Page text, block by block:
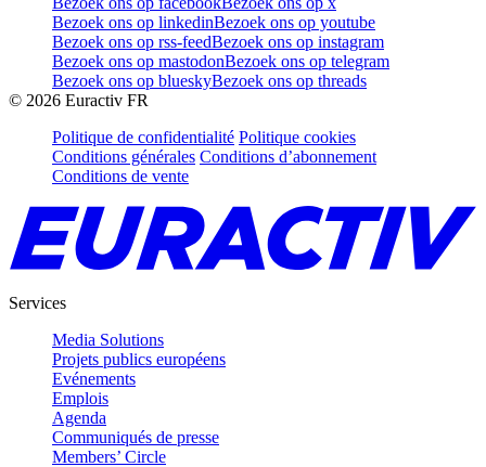
Bezoek ons op linkedinBezoek ons op youtube
Bezoek ons op rss-feedBezoek ons op instagram
Bezoek ons op mastodonBezoek ons op telegram
Bezoek ons op blueskyBezoek ons op threads
© 2026 Euractiv FR
Politique de confidentialité Politique cookies
Conditions générales Conditions d’abonnement
Conditions de vente
Services
Media Solutions
Projets publics européens
Evénements
Emplois
Agenda
Communiqués de presse
Members’ Circle